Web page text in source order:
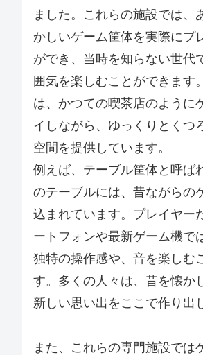
ました。これらの施設では、
かしいゲーム筐体を実際にプ
ができ、当時を知らない世代
囲気を楽しむことができます
は、かつての喫茶店のように
イしながら、ゆっくりとくつ
空間を提供しています。
例えば、テーブル筐体と呼ば
のテーブルには、昔ながらの
込まれています。プレイヤー
ートフォンや最新ゲーム機で
独特の操作感や、音を楽しむ
す。多くの人々は、昔を懐か
新しい思い出をここで作り出
また、これらの専門施設では